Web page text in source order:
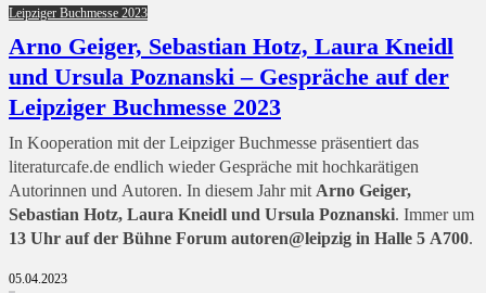
Leipziger Buchmesse 2023
Arno Geiger, Sebastian Hotz, Laura Kneidl
und Ursula Poznanski – Gespräche auf der
Leipziger Buchmesse 2023
In Kooperation mit der Leipziger Buchmesse präsentiert das
literaturcafe.de endlich wieder Gespräche mit hochkarätigen
Autorinnen und Autoren. In diesem Jahr mit Arno Geiger,
Sebastian Hotz, Laura Kneidl und Ursula Poznanski. Immer um
13 Uhr auf der Bühne Forum autoren@leipzig in Halle 5 A700.
05.04.2023